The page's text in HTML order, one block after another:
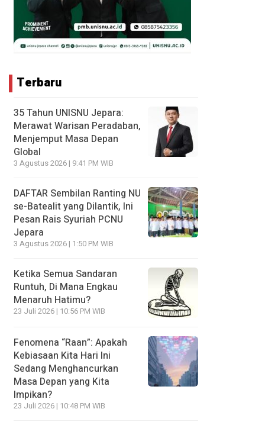
Terbaru
35 Tahun UNISNU Jepara:
Merawat Warisan Peradaban,
Menjemput Masa Depan
Global
3 Agustus 2026 | 9:41 PM WIB
DAFTAR Sembilan Ranting NU
se-Batealit yang Dilantik, Ini
Pesan Rais Syuriah PCNU
Jepara
3 Agustus 2026 | 1:50 PM WIB
Ketika Semua Sandaran
Runtuh, Di Mana Engkau
Menaruh Hatimu?
23 Juli 2026 | 10:56 PM WIB
Fenomena “Raan”: Apakah
Kebiasaan Kita Hari Ini
Sedang Menghancurkan
Masa Depan yang Kita
Impikan?
23 Juli 2026 | 10:48 PM WIB